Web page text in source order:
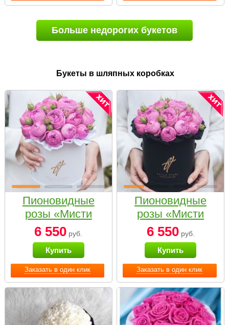
Больше недорогих букетов
Букеты в шляпных коробках
Заказать в один клик
Пионовидные
розы «Мисти
бабблс» в белой
коробке Small
6 550 руб.
Купить
Заказать в один клик
Пионовидные
розы «Мисти
бабблс» в
черной коробке
Small
6 550руб.
Купить